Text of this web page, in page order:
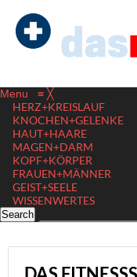
Menu ≡ ╳
HERZ+KREISLAUF
KNOCHEN+GELENKE
HAUT+HAARE
MAGEN+DARM
KOPF+KÖRPER
FRAUEN+MÄNNER
GEIST+SEELE
WISSENWERTES